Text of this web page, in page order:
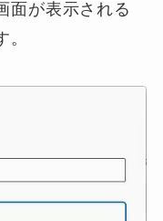
面が表示される